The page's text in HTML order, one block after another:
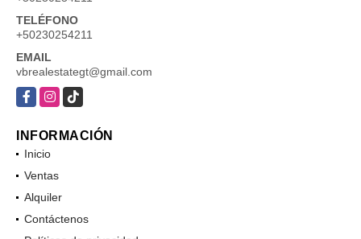
TELÉFONO
+50230254211
EMAIL
vbrealestategt@gmail.com
FacebookInstagram
TikTok
INFORMACIÓN
Inicio
Ventas
Alquiler
Contáctenos